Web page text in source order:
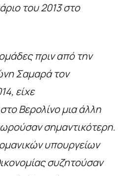
του 2013 στο
πριν από την
Σαμαρά τον
είχε
Βερολίνο μια άλλη
σημαντικότερη.
υπουργείων
συζητούσαν